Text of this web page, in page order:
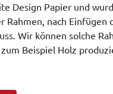
Design Papier und
Rahmen, nach Einfügen
Wir können solche
Beispiel Holz